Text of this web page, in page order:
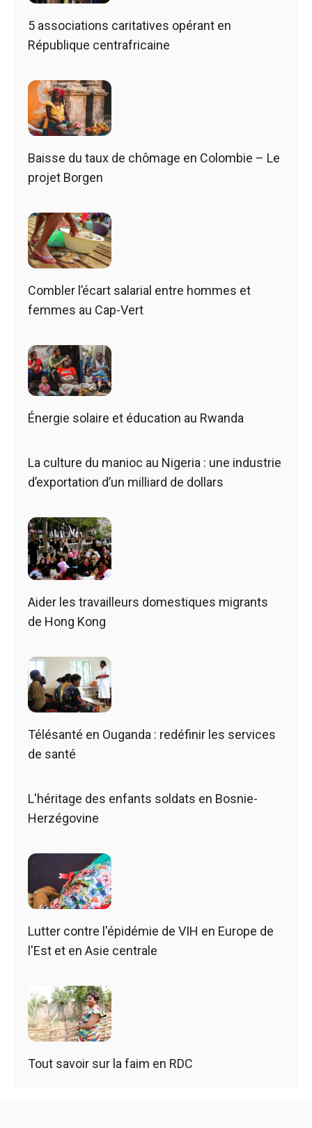
5 associations caritatives opérant en
République centrafricaine
Baisse du taux de chômage en Colombie – Le
projet Borgen
Combler l’écart salarial entre hommes et
femmes au Cap-Vert
Énergie solaire et éducation au Rwanda
La culture du manioc au Nigeria : une industrie
d’exportation d’un milliard de dollars
Aider les travailleurs domestiques migrants
de Hong Kong
Télésanté en Ouganda : redéfinir les services
de santé
L'héritage des enfants soldats en Bosnie-
Herzégovine
Lutter contre l'épidémie de VIH en Europe de
l'Est et en Asie centrale
Tout savoir sur la faim en RDC